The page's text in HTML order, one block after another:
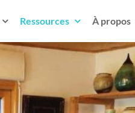
Ressources À propos